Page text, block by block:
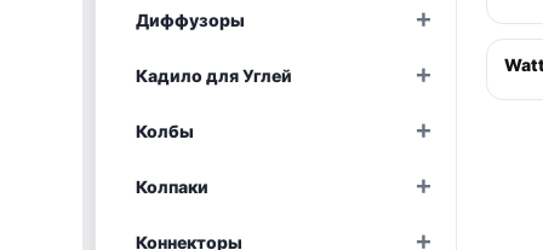
Диффузоры +
Кадило для Углей +Раскрыть
Колбы +Раскрыть
Колпаки +Раскрыть
Коннекторы +